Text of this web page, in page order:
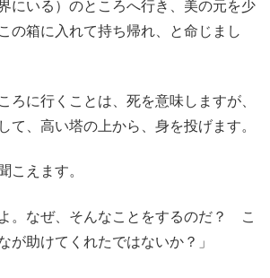
にいる）のところへ行き、美の元を少
の箱に入れて持ち帰れ、と命じまし
ろに行くことは、死を意味しますが、
て、高い塔の上から、身を投げます。
こえます。
。なぜ、そんなことをするのだ？ こ
が助けてくれたではないか？」